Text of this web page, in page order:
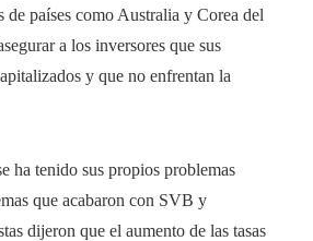
países como Australia y Corea del
a los inversores que sus
y que no enfrentan la
ha tenido sus propios problemas
que acabaron con SVB y
dijeron que el aumento de las tasas